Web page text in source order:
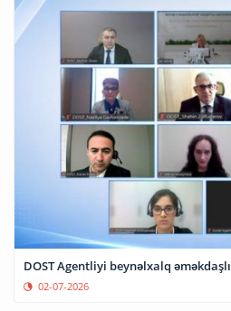
DOST Agentliyi beynəlxalq
02-07-2026